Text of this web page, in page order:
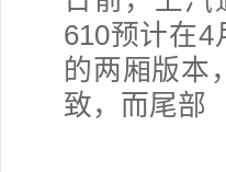
610预计在4
的两厢版本
致，而尾部